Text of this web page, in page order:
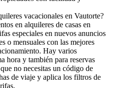
vacacionales en Vautorte?
en alquileres de casas en
especiales en nuevos anuncios
o mensuales con las mejores
Hay varios
hora y también para reservas
no necesitas un código de
de viaje y aplica los filtros de